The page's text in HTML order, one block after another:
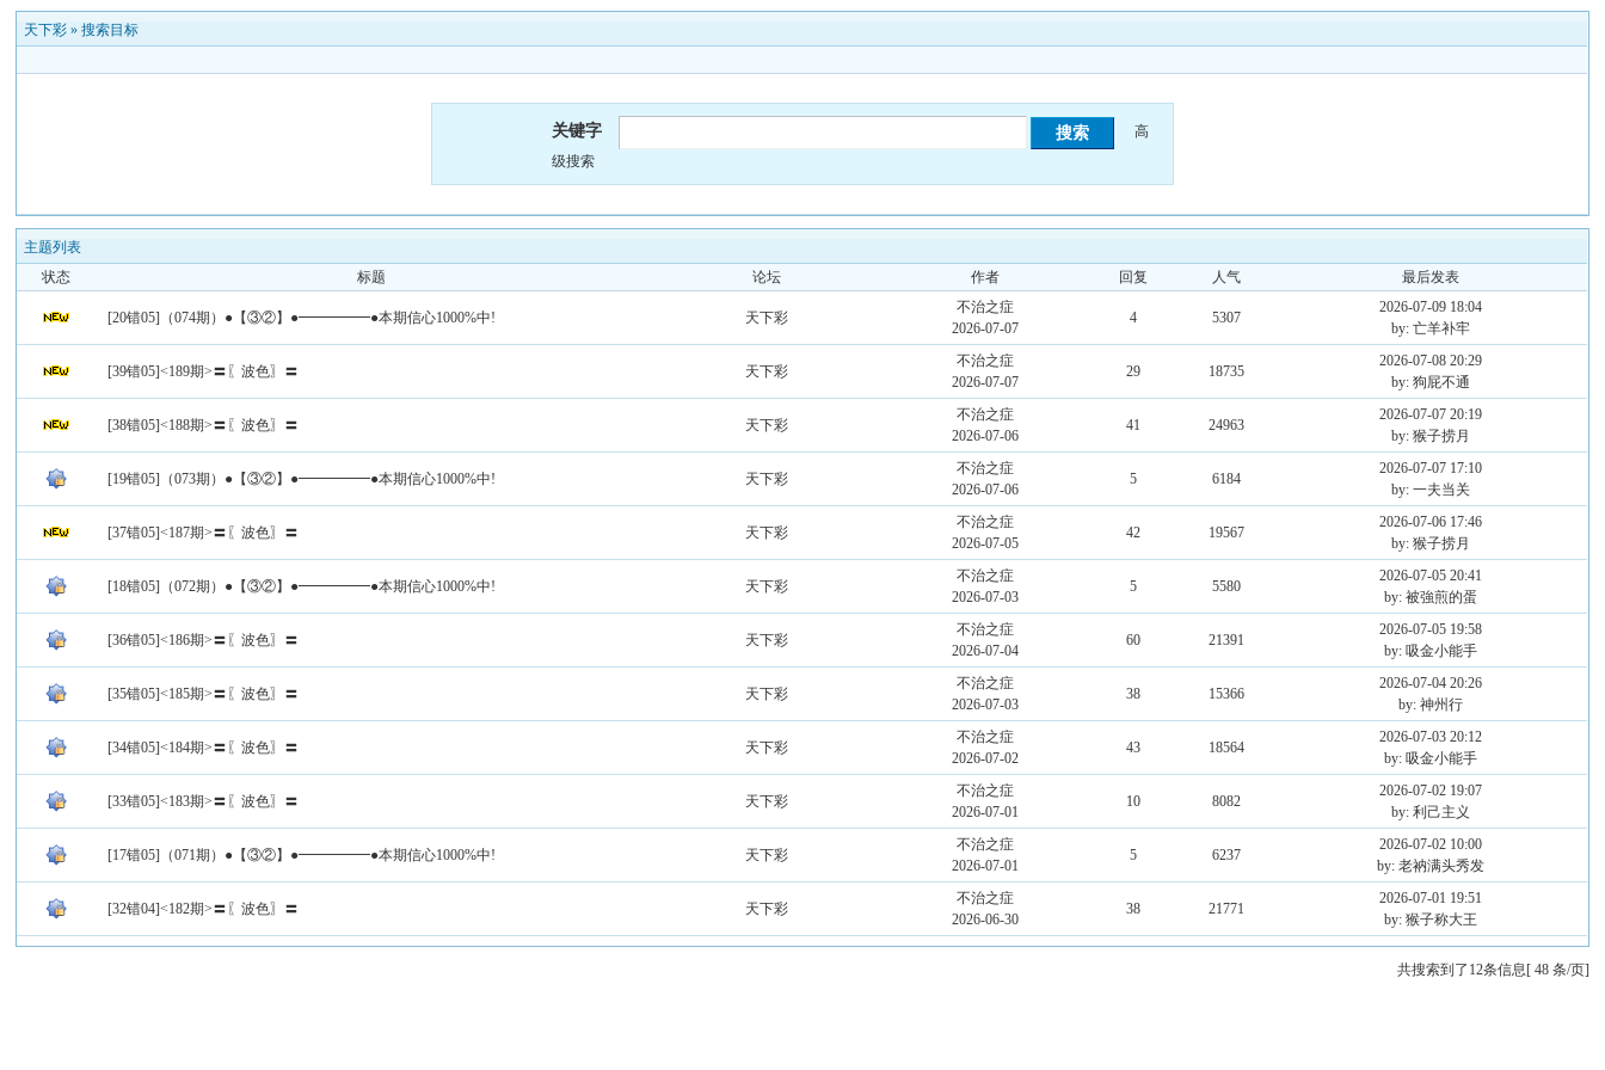
天下彩 »搜索目标
关键字
高
级搜索
主题列表
状态
标题 论坛 作者 回复 人气 最后发表
[20错05]（074期）●【③②】●━━━━━●本期信心1000%中! 天下彩
不治之症
2026-07-07
4 5307
2026-07-09 18:04
by: 亡羊补牢
[39错05]<189期>〓〖波色〗〓 天下彩
不治之症
2026-07-07
29 18735
2026-07-08 20:29
by: 狗屁不通
[38错05]<188期>〓〖波色〗〓 天下彩
不治之症
2026-07-06
41 24963
2026-07-07 20:19
by: 猴子捞月
[19错05]（073期）●【③②】●━━━━━●本期信心1000%中! 天下彩
不治之症
2026-07-06
5 6184
2026-07-07 17:10
by: 一夫当关
[37错05]<187期>〓〖波色〗〓 天下彩
不治之症
2026-07-05
42 19567
2026-07-06 17:46
by: 猴子捞月
[18错05]（072期）●【③②】●━━━━━●本期信心1000%中! 天下彩
不治之症
2026-07-03
5 5580
2026-07-05 20:41
by: 被強煎的蛋
[36错05]<186期>〓〖波色〗〓 天下彩
不治之症
2026-07-04
60 21391
2026-07-05 19:58
by: 吸金小能手
[35错05]<185期>〓〖波色〗〓 天下彩
不治之症
2026-07-03
38 15366
2026-07-04 20:26
by: 神州行
[34错05]<184期>〓〖波色〗〓 天下彩
不治之症
2026-07-02
43 18564
2026-07-03 20:12
by: 吸金小能手
[33错05]<183期>〓〖波色〗〓 天下彩
不治之症
2026-07-01
10 8082
2026-07-02 19:07
by: 利己主义
[17错05]（071期）●【③②】●━━━━━●本期信心1000%中! 天下彩
不治之症
2026-07-01
5 6237
2026-07-02 10:00
by: 老衲满头秀发
[32错04]<182期>〓〖波色〗〓 天下彩
不治之症
2026-06-30
38 21771
2026-07-01 19:51
by: 猴子称大王
共搜索到了12条信息[ 48 条/页]